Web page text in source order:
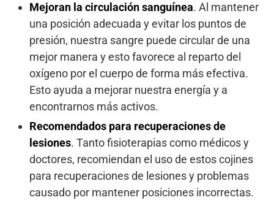
Mejoran la circulación sanguínea. Al mantener
una posición adecuada y evitar los puntos de
presión, nuestra sangre puede circular de una
mejor manera y esto favorece al reparto del
oxígeno por el cuerpo de forma más efectiva.
Esto ayuda a mejorar nuestra energía y a
encontrarnos más activos.
Recomendados para recuperaciones de
lesiones. Tanto fisioterapias como médicos y
doctores, recomiendan el uso de estos cojines
para recuperaciones de lesiones y problemas
causado por mantener posiciones incorrectas.